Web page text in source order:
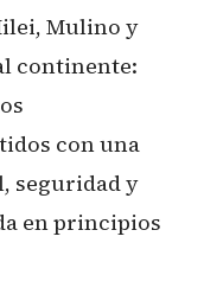
Mulino y
continente:
con una
seguridad y
en principios